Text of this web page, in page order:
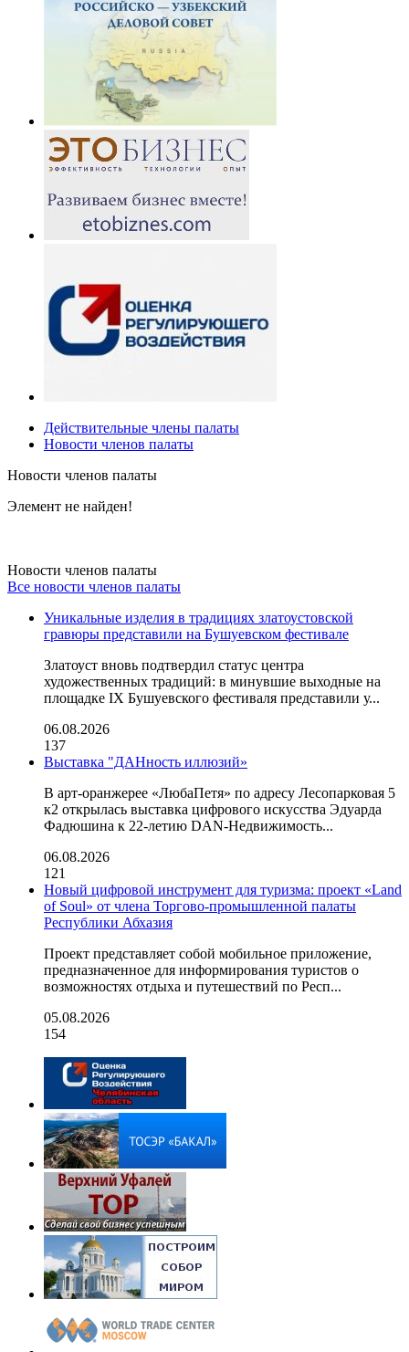
Действительные члены палаты
Новости членов палаты
Новости членов палаты
Элемент не найден!
Новости членов палаты
Все новости членов палаты
Уникальные изделия в традициях златоустовской
гравюры представили на Бушуевском фестивале
Златоуст вновь подтвердил статус центра
художественных традиций: в минувшие выходные на
площадке IX Бушуевского фестиваля представили у...
06.08.2026
137
Выставка "ДАНность иллюзий»
В арт-оранжерее «ЛюбаПетя» по адресу Лесопарковая 5
к2 открылась выставка цифрового искусства Эдуарда
Фадюшина к 22-летию DAN-Недвижимость...
06.08.2026
121
Новый цифровой инструмент для туризма: проект «Land
of Soul» от члена Торгово-промышленной палаты
Республики Абхазия
Проект представляет собой мобильное приложение,
предназначенное для информирования туристов о
возможностях отдыха и путешествий по Респ...
05.08.2026
154